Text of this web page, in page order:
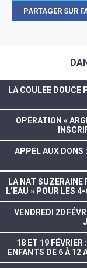
PARTAGER SUR
LA COULEE DOUCE
OPÉRATION «
APPEL AUX DONS
LA NAT SUZERAINE
L’EAU » POUR LES
VENDREDI 20
18 ET 19 FÉVRIER
ENFANTS DE 6 À 12